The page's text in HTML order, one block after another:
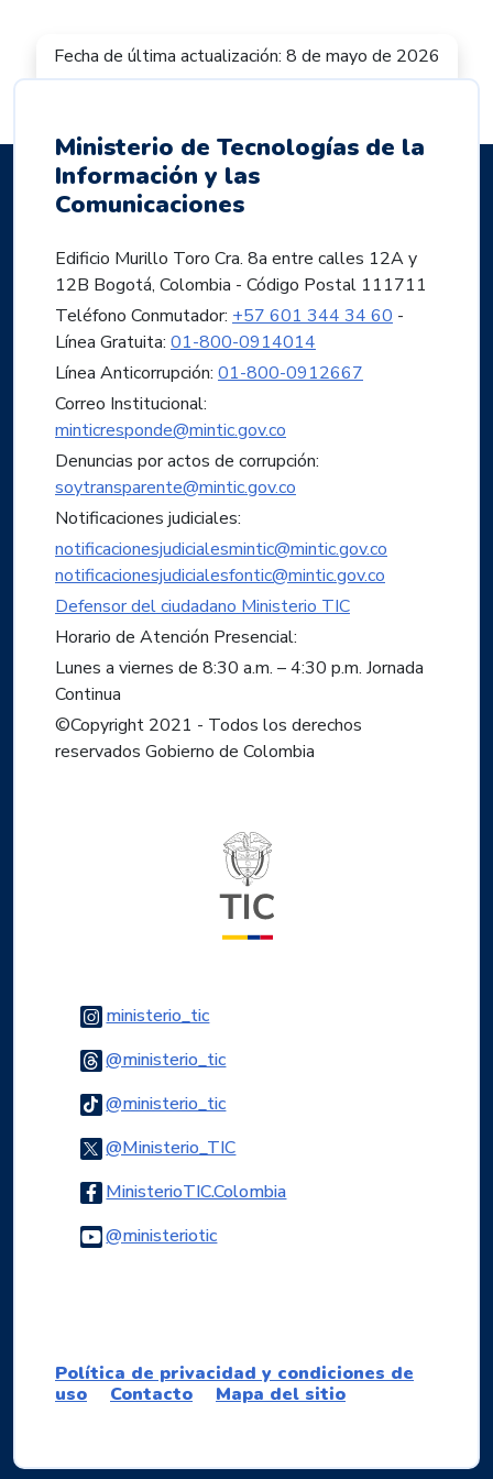
Fecha de última actualización: 8 de mayo de 2026
Ministerio de Tecnologías de la
Información y las
Comunicaciones
Edificio Murillo Toro Cra. 8a entre calles 12A y
12B Bogotá, Colombia - Código Postal 111711
Teléfono Conmutador: +57 601 344 34 60 -
Línea Gratuita: 01-800-0914014
Línea Anticorrupción: 01-800-0912667
Correo Institucional:
minticresponde@mintic.gov.co
Denuncias por actos de corrupción:
soytransparente@mintic.gov.co
Notificaciones judiciales:
notificacionesjudicialesmintic@mintic.gov.co
notificacionesjudicialesfontic@mintic.gov.co
Defensor del ciudadano Ministerio TIC
Horario de Atención Presencial:
Lunes a viernes de 8:30 a.m. – 4:30 p.m. Jornada
Continua
©Copyright 2021 - Todos los derechos
reservados Gobierno de Colombia
ministerio_ticLogo Instagram
@ministerio_ticLogo Threads
@ministerio_ticLogo Tiktok
@Ministerio_TICLogo Twitter
MinisterioTIC.ColombiaLogo Facebook
@ministerioticLogo Youtube
Política de privacidad y condiciones de
uso
Contacto Mapa del sitio